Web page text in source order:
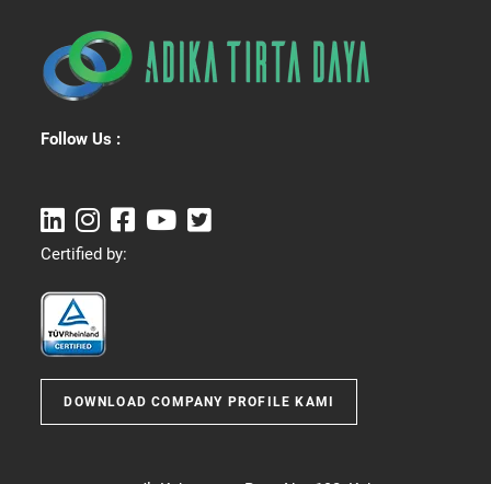
Follow Us :
Certified by:
DOWNLOAD COMPANY PROFILE KAMI